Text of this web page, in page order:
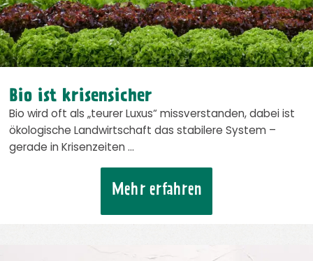
Bio ist krisensicher
Bio wird oft als „teurer Luxus“ missverstanden, dabei ist
ökologische Landwirtschaft das stabilere System –
gerade in Krisenzeiten …
Mehr erfahren